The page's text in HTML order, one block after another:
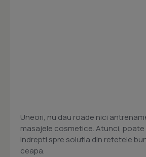
Uneori, nu dau roade nici
masajele cosmetice. Atunci, poate
indrepti spre solutia din retetele
ceapa.